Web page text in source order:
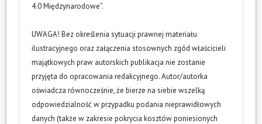
4.0 Międzynarodowe”.
UWAGA! Bez określenia sytuacji prawnej materiału
ilustracyjnego oraz załączenia stosownych zgód właścicieli
majątkowych praw autorskich publikacja nie zostanie
przyjęta do opracowania redakcyjnego. Autor/autorka
oświadcza równocześnie, że bierze na siebie wszelką
odpowiedzialność w przypadku podania nieprawidłowych
danych (także w zakresie pokrycia kosztów poniesionych